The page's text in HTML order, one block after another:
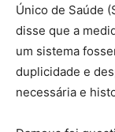
Único de Saúde
disse que a
um sistema
duplicidade e
necessária e